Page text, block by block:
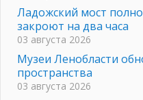
Ладожский мост
закроют на два часа
03 августа 2026
Музеи Ленобласти
пространства
03 августа 2026